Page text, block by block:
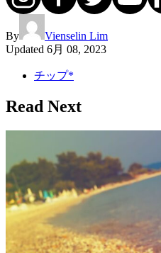
By
Vienselin Lim
Updated 6月 08, 2023
チップ*
Read Next